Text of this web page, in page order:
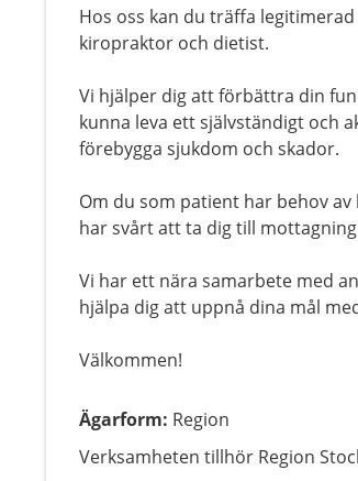
Hos oss kan du träffa
kiropraktor och dietist.
Vi hjälper dig att förbättra din
kunna leva ett självständigt och
förebygga sjukdom och skador.
Om du som patient har behov
har svårt att ta dig till
Vi har ett nära samarbete med
hjälpa dig att uppnå dina mål
Välkommen!
Ägarform: Region
Verksamheten tillhör Region